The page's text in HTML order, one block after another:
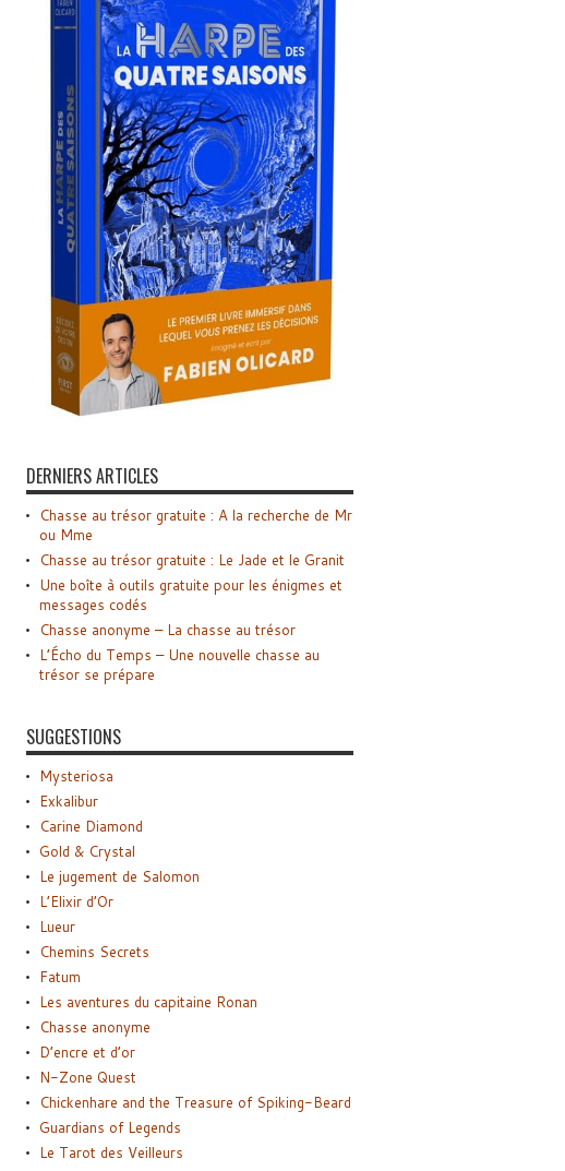
DERNIERS ARTICLES
Chasse au trésor gratuite : A la recherche de Mr
ou Mme
Chasse au trésor gratuite : Le Jade et le Granit
Une boîte à outils gratuite pour les énigmes et
messages codés
Chasse anonyme – La chasse au trésor
L’Écho du Temps – Une nouvelle chasse au
trésor se prépare
SUGGESTIONS
Mysteriosa
Exkalibur
Carine Diamond
Gold & Crystal
Le jugement de Salomon
L’Elixir d’Or
Lueur
Chemins Secrets
Fatum
Les aventures du capitaine Ronan
Chasse anonyme
D’encre et d’or
N-Zone Quest
Chickenhare and the Treasure of Spiking-Beard
Guardians of Legends
Le Tarot des Veilleurs